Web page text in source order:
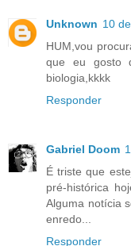
Unknown 10
HUM,vou
que eu gosto
biologia,kkkk
Responder
Gabriel Doom
É triste que
pré-histórica
Alguma notícia
enredo...
Responder